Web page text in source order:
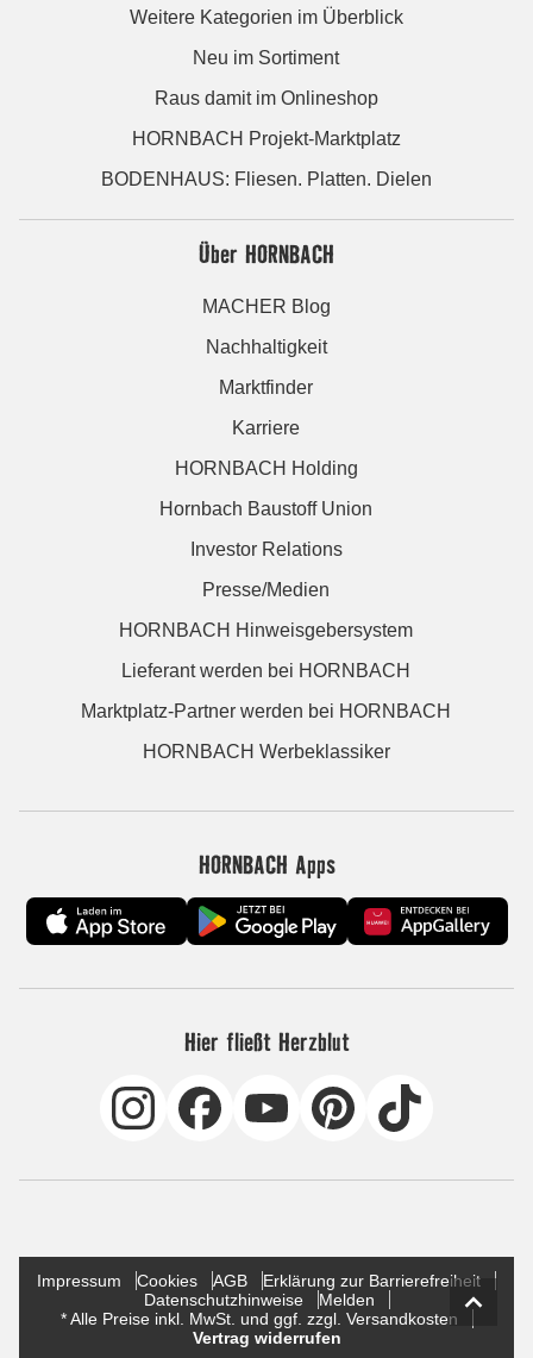
Weitere Kategorien im Überblick
Neu im Sortiment
Raus damit im Onlineshop
HORNBACH Projekt-Marktplatz
BODENHAUS: Fliesen. Platten. Dielen
Über HORNBACH
MACHER Blog
Nachhaltigkeit
Marktfinder
Karriere
HORNBACH Holding
Hornbach Baustoff Union
Investor Relations
Presse/Medien
HORNBACH Hinweisgebersystem
Lieferant werden bei HORNBACH
Marktplatz-Partner werden bei HORNBACH
HORNBACH Werbeklassiker
HORNBACH Apps
Hier fließt Herzblut
Impressum Cookies AGB
Erklärung zur Barrierefreiheit
Datenschutzhinweise
Melden
* Alle Preise inkl. MwSt. und ggf. zzgl. Versandkosten
Vertrag widerrufen